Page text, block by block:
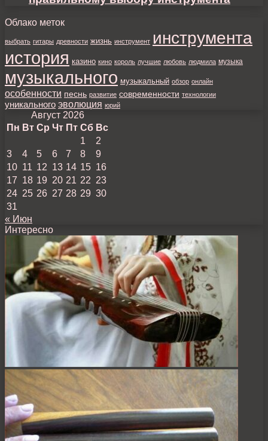
Облако меток
выбрать гитары древности жизнь инструмент инструмента
история казино кино король лучшие любовь людмила музыка
музыкального музыкальный обзор онлайн
особенности песнь развитие современности технологии
уникального эволюция юрий
Август 2026
Пн Вт Ср Чт Пт Сб Вс
1
2
3
4 5 6 7 8
9
10 11 12 13 14 15 16
17 18 19 20 21 22 23
24 25 26 27 28 29 30
31
« Июн
Интересно